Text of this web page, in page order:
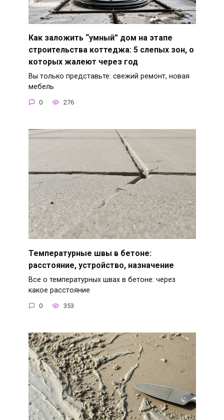
Как заложить “умный” дом на этапе
строительства коттеджа: 5 слепых зон, о
которых жалеют через год
Вы только представьте: свежий ремонт, новая
мебель
0 276
Температурные швы в бетоне:
расстояние, устройство, назначение
Все о температурных швах в бетоне: через
какое расстояние
0 353